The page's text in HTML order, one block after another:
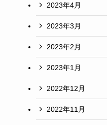
2023年4月
2023年3月
2023年2月
2023年1月
2022年12月
2022年11月